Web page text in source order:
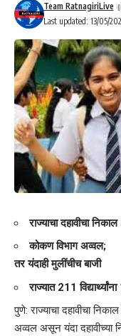
Last updated: 13/05/
Team RatnagiriLive
राज्याचा दहावीचा
कोकण विभाग अव्वल;
तर यंदाही मुलींचीच बाजी
राज्यात 211
पुणे: राज्याचा दहावीचा
अव्वल असून यंदा दहावीच्या